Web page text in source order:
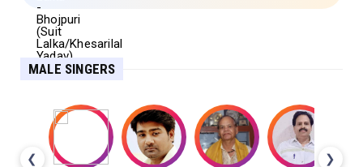
MALE SINGERS
❮ ❯